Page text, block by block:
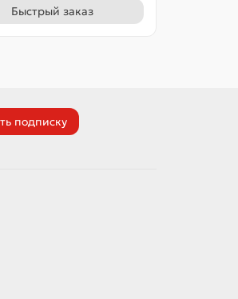
Быстрый заказ
подписку